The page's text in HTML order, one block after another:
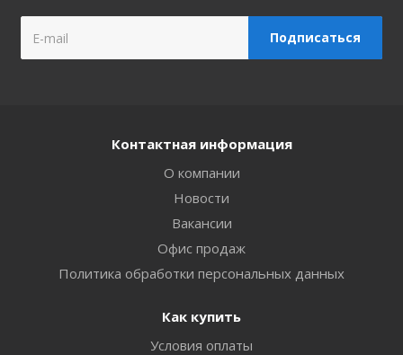
Контактная информация
О компании
Новости
Вакансии
Офис продаж
Политика обработки персональных данных
Как купить
Условия оплаты